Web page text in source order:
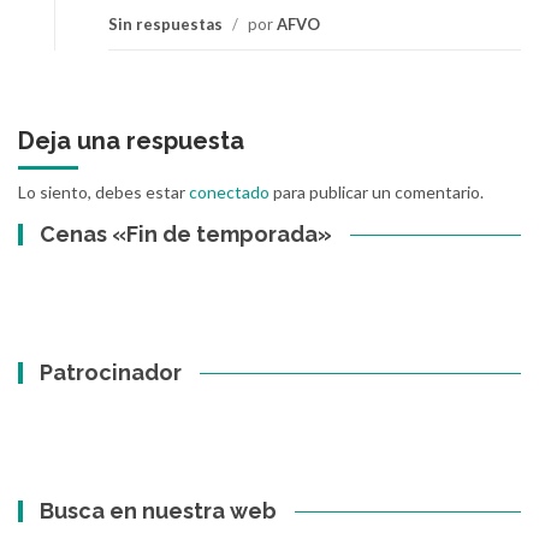
Sin respuestas / porAFVO
Deja una respuesta
Lo siento, debes estarconectado para publicar un comentario.
Cenas «Fin de temporada»
Patrocinador
Busca en nuestra web